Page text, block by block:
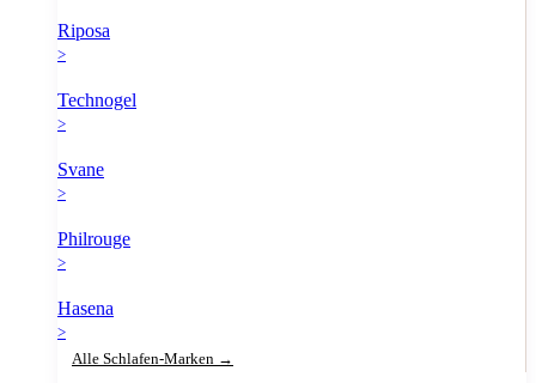
Riposa
>
Technogel
>
Svane
>
Philrouge
>
Hasena
>
Alle Schlafen-Marken →